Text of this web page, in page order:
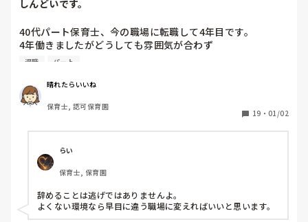
しんどいです。
40代パート保育士、今の職場に転職して4年目です。
4年働きましたがどうしても雰囲気が合わず
退職しようと思っています。
周りの職員は、勤続10年以上から何十年という先生がほとん
どです。
保護者子どもの愚痴悪口が多く、
今で言う不適切保育も
仕方ないよね
もう何も言わずに
子どもの言いなりになればいいんだね
などいう意見で…
上の先生に相談することは難しそうです。
退職 パート
晴れたらいいね
保育士, 認可保育園
19 ・ 01/02
らい
保育士, 保育園
辞めることは逃げではありませんよ。
よくない環境なら早目に違う職場に変えればいいと思います。